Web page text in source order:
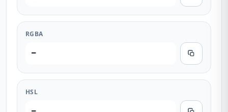
RGBA
—
HSL